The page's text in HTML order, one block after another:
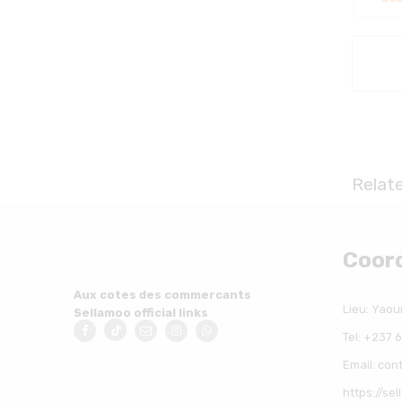
Aux cotes des commercants
Sellamoo official links
Lieu:
Tel: +237
Email:
https://